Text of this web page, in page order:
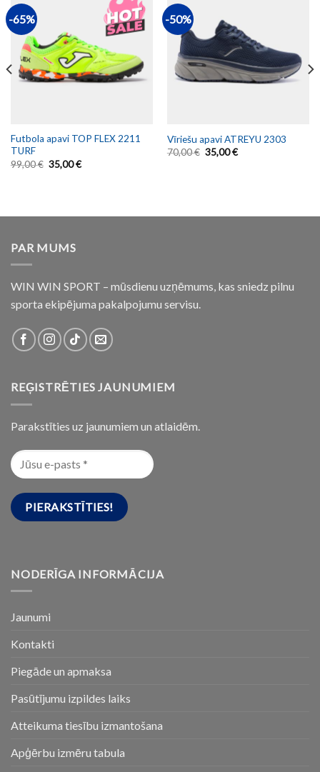
-65%
Futbola apavi TOP FLEX 2211
TURF
99,00€ 35,00€
-50%
Vīriešu apavi ATREYU 2303
70,00€ 35,00€
PAR MUMS
WIN WIN SPORT – mūsdienu uzņēmums, kas sniedz pilnu
sporta ekipējuma pakalpojumu servisu.
REĢISTRĒTIES JAUNUMIEM
Parakstīties uz jaunumiem un atlaidēm.
NODERĪGA INFORMĀCIJA
Jaunumi
Kontakti
Piegāde un apmaksa
Pasūtījumu izpildes laiks
Atteikuma tiesību izmantošana
Apģērbu izmēru tabula